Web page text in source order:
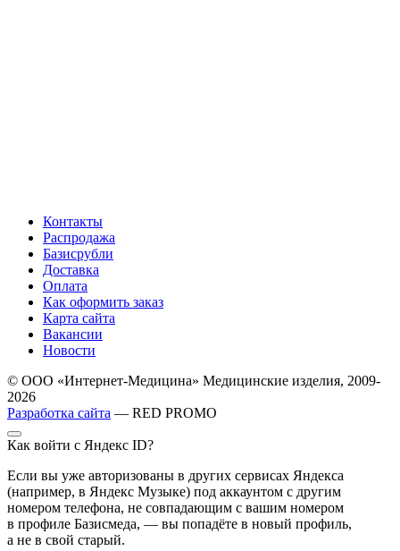
Контакты
Распродажа
Базисрубли
Доставка
Оплата
Как оформить заказ
Карта сайта
Вакансии
Новости
© ООО «Интернет-Медицина» Медицинские изделия, 2009-
2026
Разработка сайта — RED PROMO
Как войти с Яндекс ID?
Если вы уже авторизованы в других сервисах Яндекса
(например, в Яндекс Музыке) под аккаунтом с другим
номером телефона, не совпадающим с вашим номером
в профиле Базисмеда, — вы попадёте в новый профиль,
а не в свой старый.